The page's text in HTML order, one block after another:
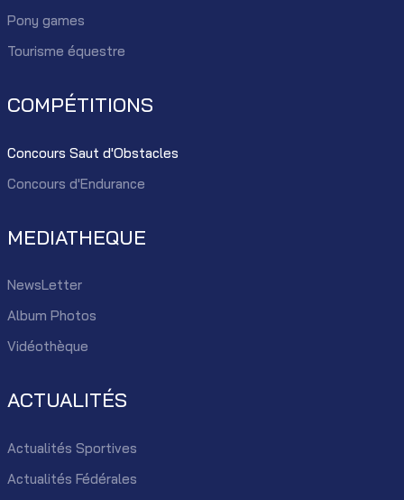
Pony games
Tourisme équestre
COMPÉTITIONS
Concours Saut d'Obstacles
Concours d'Endurance
MEDIATHEQUE
NewsLetter
Album Photos
Vidéothèque
ACTUALITÉS
Actualités Sportives
Actualités Fédérales